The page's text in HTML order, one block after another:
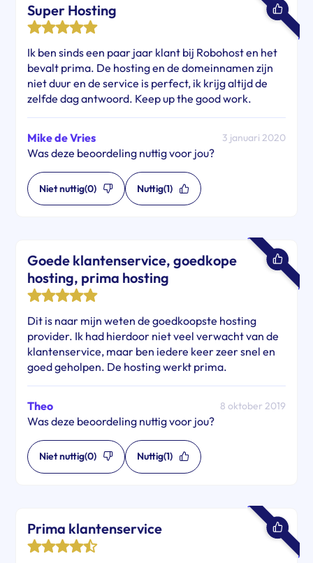
Super Hosting
Ik ben sinds een paar jaar klant bij Robohost en het
bevalt prima. De hosting en de domeinnamen zijn
niet duur en de service is perfect, ik krijg altijd de
zelfde dag antwoord. Keep up the good work.
Mike de Vries 3 januari 2020
Was deze beoordeling nuttig voor jou?
Niet nuttig(0) Nuttig(1)
Goede klantenservice, goedkope
hosting, prima hosting
Dit is naar mijn weten de goedkoopste hosting
provider. Ik had hierdoor niet veel verwacht van de
klantenservice, maar ben iedere keer zeer snel en
goed geholpen. De hosting werkt prima.
Theo 8 oktober 2019
Was deze beoordeling nuttig voor jou?
Niet nuttig(0) Nuttig(1)
Prima klantenservice